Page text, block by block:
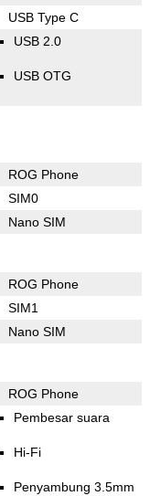
USB Type C
USB 2.0
USB OTG
ROG Phone
SIM0
Nano SIM
ROG Phone
SIM1
Nano SIM
ROG Phone
Pembesar suara
Hi-Fi
Penyambung 3.5mm